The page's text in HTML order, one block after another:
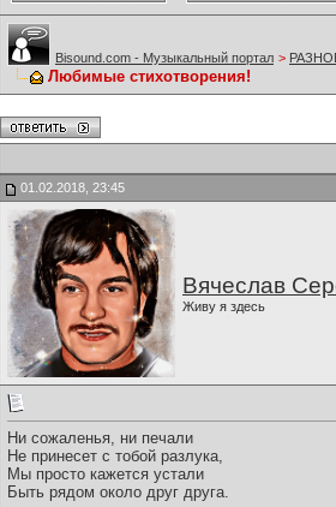
Bisound.com - Музыкальный портал >
Любимые стихотворения!
01.02.2018, 23:45
Вячеслав
Живу я здесь
Ни сожаленья, ни печали
Не принесет с тобой разлука,
Мы просто кажется устали
Быть рядом около друг друга.